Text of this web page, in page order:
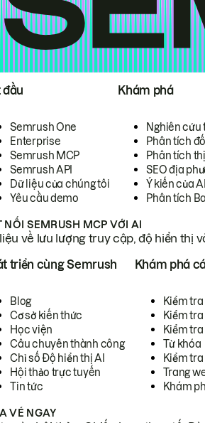
đầu
Semrush One
Enterprise
Semrush MCP
Semrush API
Dữ liệu của chúng tôi
Yêu cầu demo
Khám phá
Nghiên cứu
Phân tích
Phân tích
SEO địa
Ý kiến của
Phân tích
NỐI SEMRUSH MCP VỚI AI
về lưu lượng truy cập, độ hiển thị
triển cùng Semrush
Blog
Cơ sở kiến thức
Học viện
Câu chuyên thành công
Chỉ số Độ hiển thị AI
Hội thảo trực tuyến
Tin tức
Khám phá
Kiểm
Kiểm tra
Kiểm
Từ khóa
Kiểm
Trang
Khám
VÉ NGAY